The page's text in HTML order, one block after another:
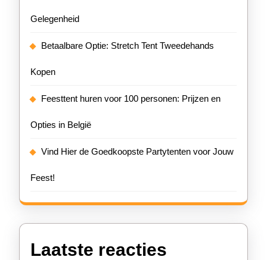
Gelegenheid
Betaalbare Optie: Stretch Tent Tweedehands
Kopen
Feesttent huren voor 100 personen: Prijzen en
Opties in België
Vind Hier de Goedkoopste Partytenten voor Jouw
Feest!
Laatste reacties